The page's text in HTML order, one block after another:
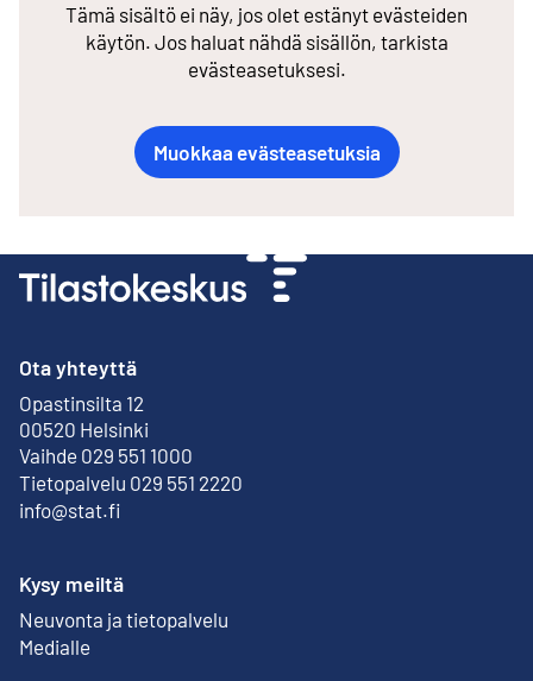
Tämä sisältö ei näy, jos olet estänyt evästeiden
käytön. Jos haluat nähdä sisällön, tarkista
evästeasetuksesi.
Muokkaa evästeasetuksia
Ota yhteyttä
Opastinsilta 12
00520 Helsinki
Ulkoinen linkki
Vaihde 029 551 1000
Tietopalvelu 029 551 2220
info@stat.fi
Kysy meiltä
Neuvonta ja tietopalvelu
Medialle